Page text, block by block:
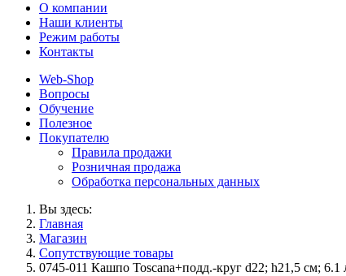
О компании
Наши клиенты
Режим работы
Контакты
Web-Shop
Вопросы
Обучение
Полезное
Покупателю
Правила продажи
Розничная продажа
Обработка персональных данных
Вы здесь:
Главная
Магазин
Сопутствующие товары
0745-011 Кашпо Toscana+подд.-круг d22; h21,5 см; 6.1